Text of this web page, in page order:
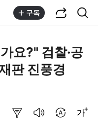
구독
요?" 검찰·공
판 진풍경